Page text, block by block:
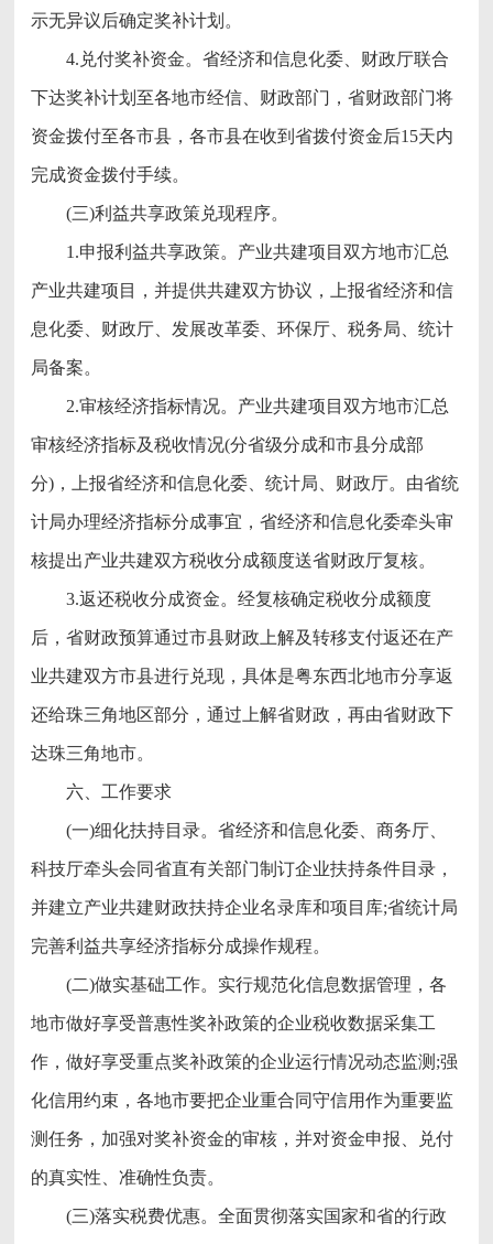
示无异议后确定奖补计划。
4.兑付奖补资金。省经济和信息化委、财政厅联合
下达奖补计划至各地市经信、财政部门，省财政部门将
资金拨付至各市县，各市县在收到省拨付资金后15天内
完成资金拨付手续。
(三)利益共享政策兑现程序。
1.申报利益共享政策。产业共建项目双方地市汇总
产业共建项目，并提供共建双方协议，上报省经济和信
息化委、财政厅、发展改革委、环保厅、税务局、统计
局备案。
2.审核经济指标情况。产业共建项目双方地市汇总
审核经济指标及税收情况(分省级分成和市县分成部
分)，上报省经济和信息化委、统计局、财政厅。由省统
计局办理经济指标分成事宜，省经济和信息化委牵头审
核提出产业共建双方税收分成额度送省财政厅复核。
3.返还税收分成资金。经复核确定税收分成额度
后，省财政预算通过市县财政上解及转移支付返还在产
业共建双方市县进行兑现，具体是粤东西北地市分享返
还给珠三角地区部分，通过上解省财政，再由省财政下
达珠三角地市。
六、工作要求
(一)细化扶持目录。省经济和信息化委、商务厅、
科技厅牵头会同省直有关部门制订企业扶持条件目录，
并建立产业共建财政扶持企业名录库和项目库;省统计局
完善利益共享经济指标分成操作规程。
(二)做实基础工作。实行规范化信息数据管理，各
地市做好享受普惠性奖补政策的企业税收数据采集工
作，做好享受重点奖补政策的企业运行情况动态监测;强
化信用约束，各地市要把企业重合同守信用作为重要监
测任务，加强对奖补资金的审核，并对资金申报、兑付
的真实性、准确性负责。
(三)落实税费优惠。全面贯彻落实国家和省的行政